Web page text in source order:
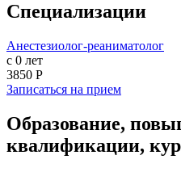
Специализации
Анестезиолог-реаниматолог
с 0 лет
3850 Р
Записаться на прием
Образование,
квалификации,